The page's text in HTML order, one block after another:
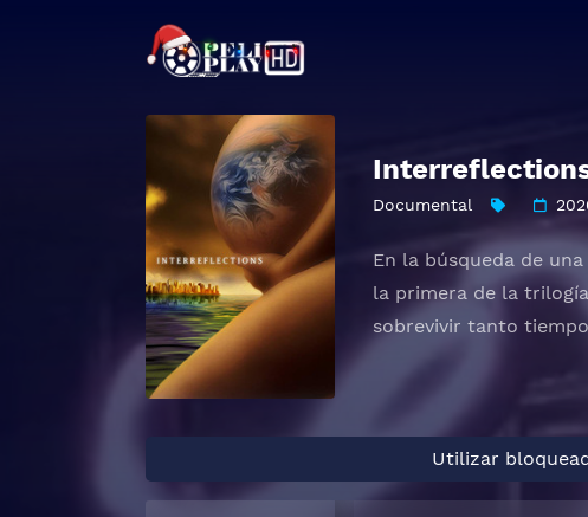
Documental
En la búsqueda de
la primera de la
sobrevivir tanto
Utilizar